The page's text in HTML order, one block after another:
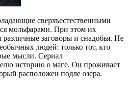
сверхъестественными
мольфарами. При этом их
различные заговоры и снадобья. Не
людей: только тот, кто
мысли. Сериал
историю о маге. Он проживает
расположен подле озера.